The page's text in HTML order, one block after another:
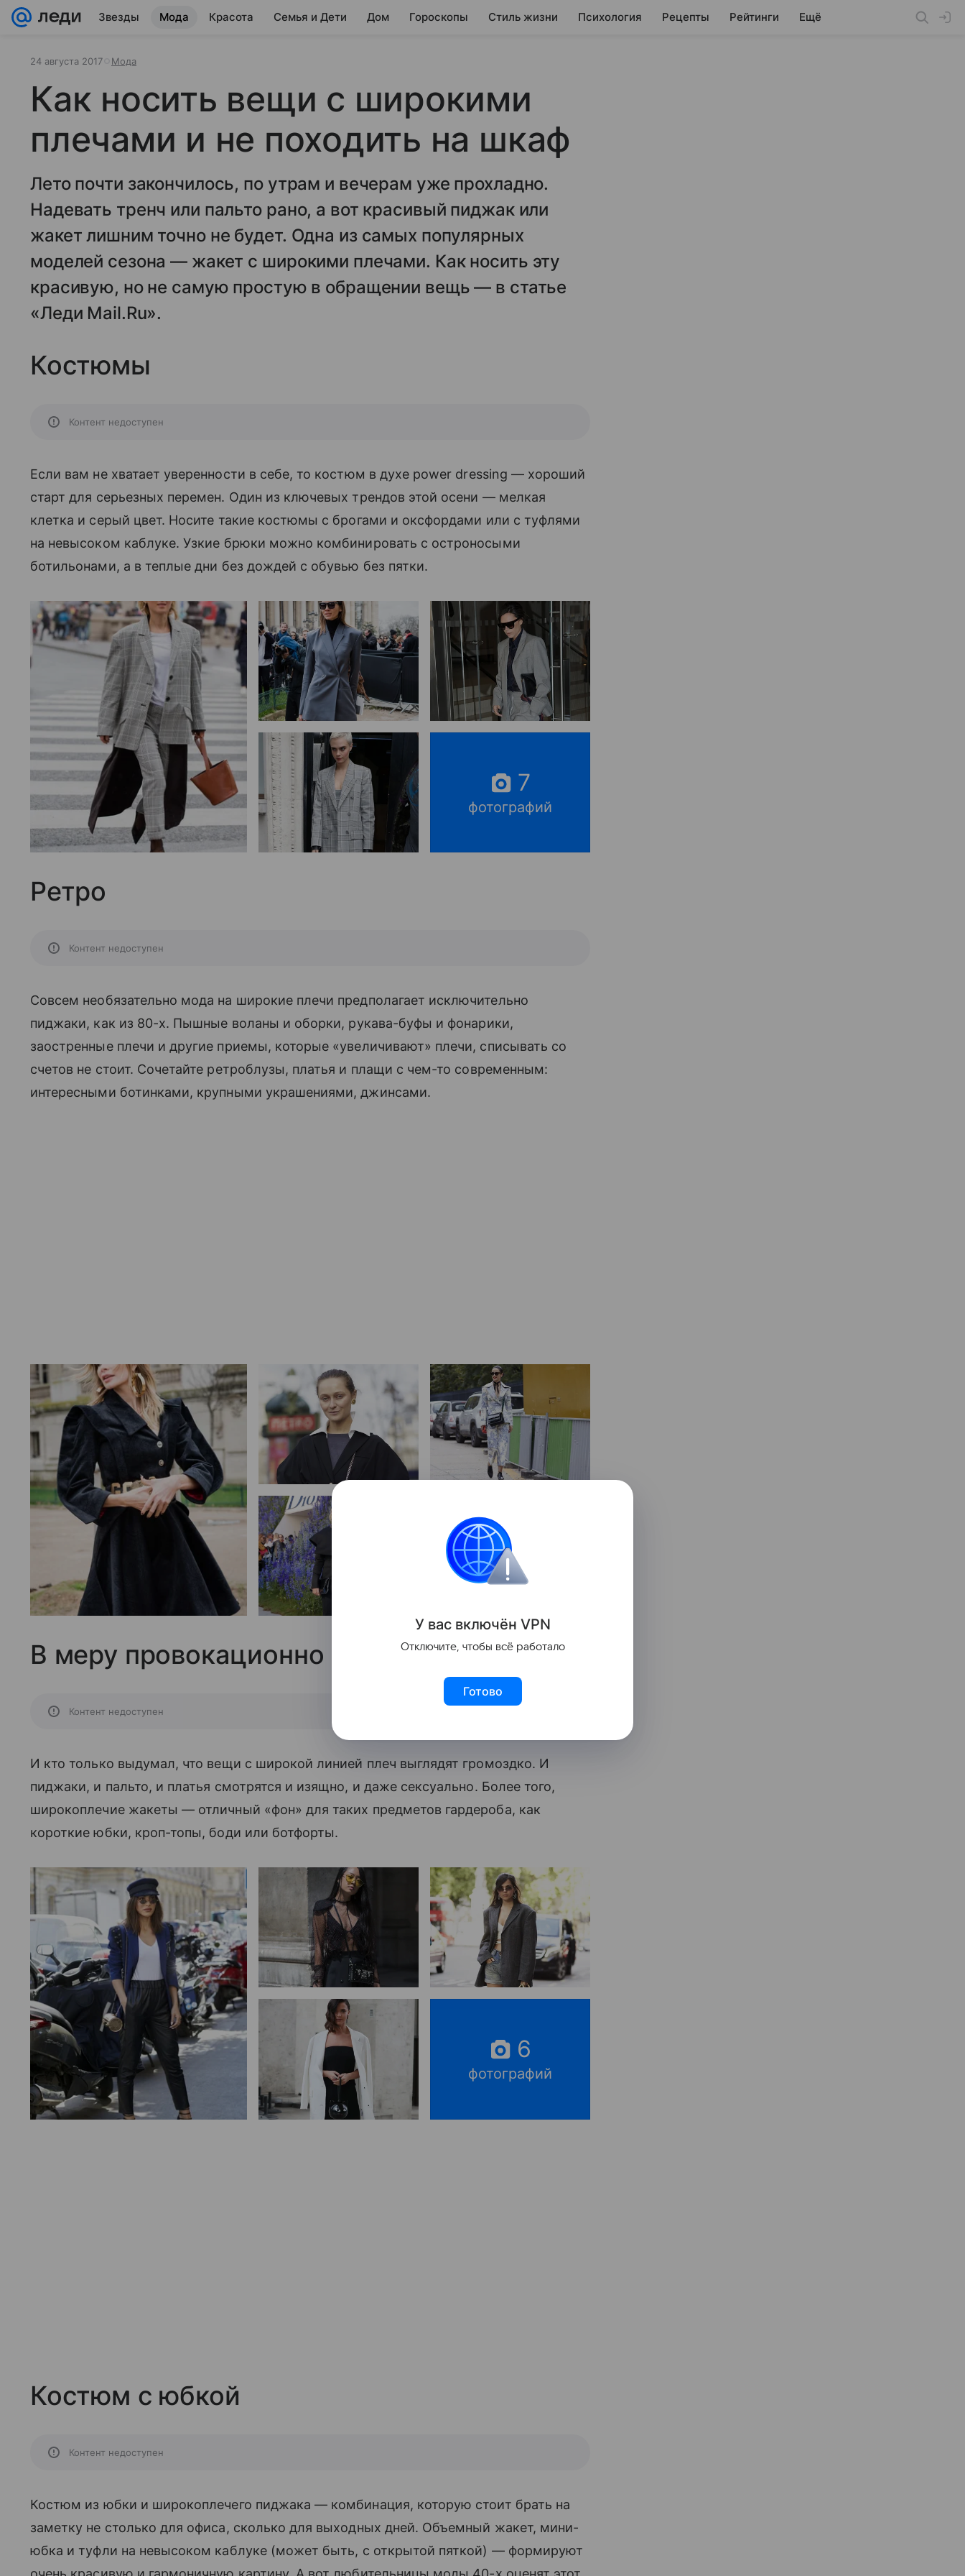
Звезды Мода Красота Семья и Дети Дом Гороскопы Стиль жизни Психология Рецепты Рейтинги Ещё
24 августа 2017 Мода
Как носить вещи с широкими
плечами и не походить на шкаф
Лето почти закончилось, по утрам и вечерам уже прохладно.
Надевать тренч или пальто рано, а вот красивый пиджак или
жакет лишним точно не будет. Одна из самых популярных
моделей сезона — жакет с широкими плечами. Как носить эту
красивую, но не самую простую в обращении вещь — в статье
«Леди Mail.Ru».
Костюмы
Контент недоступен
Если вам не хватает уверенности в себе, то костюм в духе power dressing — хороший
старт для серьезных перемен. Один из ключевых трендов этой осени — мелкая
клетка и серый цвет. Носите такие костюмы с брогами и оксфордами или с туфлями
на невысоком каблуке. Узкие брюки можно комбинировать с остроносыми
ботильонами, а в теплые дни без дождей с обувью без пятки.
7
фотографий
Ретро
Контент недоступен
Совсем необязательно мода на широкие плечи предполагает исключительно
пиджаки, как из 80-х. Пышные воланы и оборки, рукава-буфы и фонарики,
заостренные плечи и другие приемы, которые «увеличивают» плечи, списывать со
счетов не стоит. Сочетайте ретроблузы, платья и плащи с чем-то современным:
интересными ботинками, крупными украшениями, джинсами.
фотографий
В меру провокационно
Контент недоступен
И кто только выдумал, что вещи с широкой линией плеч выглядят громоздко. И
пиджаки, и пальто, и платья смотрятся и изящно, и даже сексуально. Более того,
широкоплечие жакеты — отличный «фон» для таких предметов гардероба, как
короткие юбки, кроп-топы, боди или ботфорты.
6
фотографий
Костюм с юбкой
Контент недоступен
Костюм из юбки и широкоплечего пиджака — комбинация, которую стоит брать на
заметку не столько для офиса, сколько для выходных дней. Объемный жакет, мини-
юбка и туфли на невысоком каблуке (может быть, с открытой пяткой) — формируют
У вас включён VPN
Отключите, чтобы всё работало
Готово